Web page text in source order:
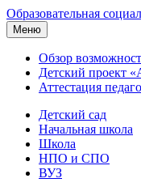
Образовательная
Меню
Обзор
Детский проект
Аттестация
Детский сад
Начальная школа
Школа
НПО и СПО
ВУЗ